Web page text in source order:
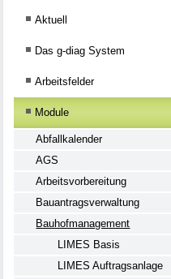
Aktuell
Das g-diag System
Arbeitsfelder
Module
Abfallkalender
AGS
Arbeitsvorbereitung
Bauantragsverwaltung
Bauhofmanagement
LIMES Basis
LIMES Auftragsanlage